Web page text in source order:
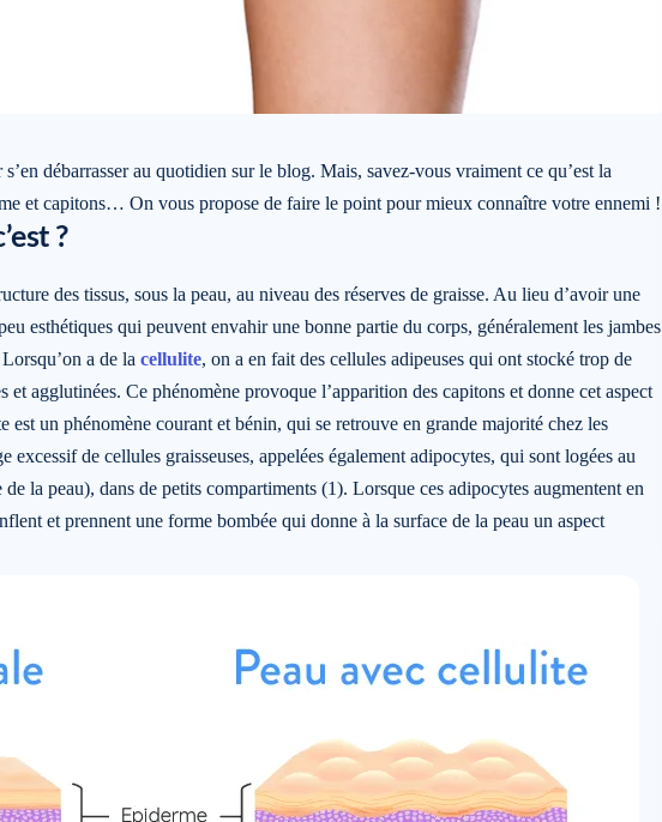
débarrasser au quotidien sur le blog. Mais, savez-vous vraiment ce qu’est la
et capitons… On vous propose de faire le point pour mieux connaître votre ennemi !
?
des tissus, sous la peau, au niveau des réserves de graisse. Au lieu d’avoir une
esthétiques qui peuvent envahir une bonne partie du corps, généralement les jambes
a de la cellulite, on a en fait des cellules adipeuses qui ont stocké trop de
et agglutinées. Ce phénomène provoque l’apparition des capitons et donne cet aspect
est un phénomène courant et bénin, qui se retrouve en grande majorité chez les
excessif de cellules graisseuses, appelées également adipocytes, qui sont logées au
la peau), dans de petits compartiments (1). Lorsque ces adipocytes augmentent en
et prennent une forme bombée qui donne à la surface de la peau un aspect